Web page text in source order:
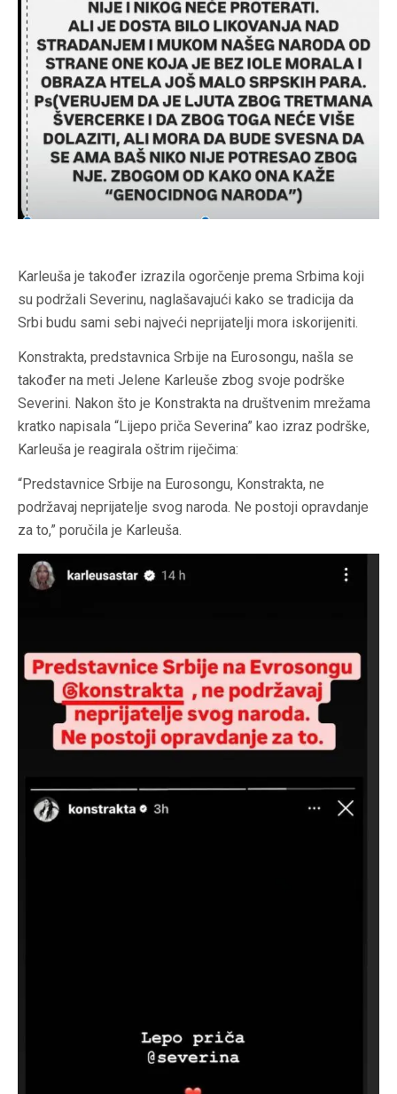
Karleuša je također izrazila ogorčenje prema Srbima koji
su podržali Severinu, naglašavajući kako se tradicija da
Srbi budu sami sebi najveći neprijatelji mora iskorijeniti.
Konstrakta, predstavnica Srbije na Eurosongu, našla se
također na meti Jelene Karleuše zbog svoje podrške
Severini. Nakon što je Konstrakta na društvenim mrežama
kratko napisala “Lijepo priča Severina” kao izraz podrške,
Karleuša je reagirala oštrim riječima:
“Predstavnice Srbije na Eurosongu, Konstrakta, ne
podržavaj neprijatelje svog naroda. Ne postoji opravdanje
za to,” poručila je Karleuša.